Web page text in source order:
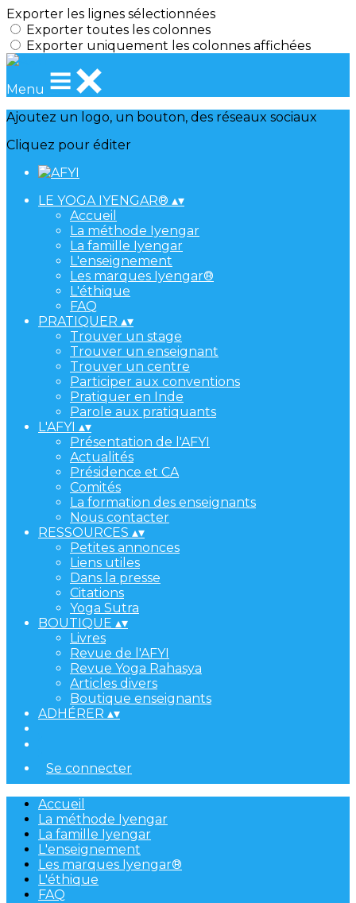
Exporter les lignes sélectionnées
Exporter toutes les colonnes
Exporter uniquement les colonnes affichées
Menu
Ajoutez un logo, un bouton, des réseaux sociaux
Cliquez pour éditer
LE YOGA IYENGAR® ▴▾
Accueil
La méthode Iyengar
La famille Iyengar
L'enseignement
Les marques Iyengar®
L'éthique
FAQ
PRATIQUER ▴▾
Trouver un stage
Trouver un enseignant
Trouver un centre
Participer aux conventions
Pratiquer en Inde
Parole aux pratiquants
L'AFYI ▴▾
Présentation de l'AFYI
Actualités
Présidence et CA
Comités
La formation des enseignants
Nous contacter
RESSOURCES ▴▾
Petites annonces
Liens utiles
Dans la presse
Citations
Yoga Sutra
BOUTIQUE ▴▾
Livres
Revue de l'AFYI
Revue Yoga Rahasya
Articles divers
Boutique enseignants
ADHÉRER ▴▾
Se connecter
Accueil
La méthode Iyengar
La famille Iyengar
L'enseignement
Les marques Iyengar®
L'éthique
FAQ